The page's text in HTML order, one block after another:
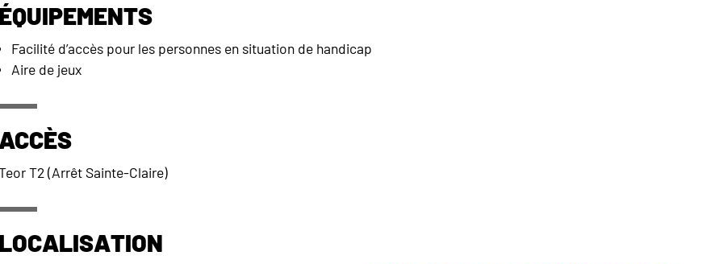
Équipements
Facilité d’accès pour les personnes en situation de handicap
Aire de jeux
Accès
T2 (Arrêt Sainte-Claire)
Localisation